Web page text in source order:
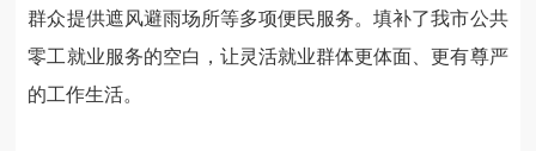
群众提供遮风避雨场所等多项便民服务。填补了我市公共
零工就业服务的空白，让灵活就业群体更体面、更有尊严
的工作生活。